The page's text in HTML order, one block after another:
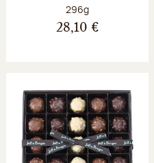
Poids net :
296g
28,10 €